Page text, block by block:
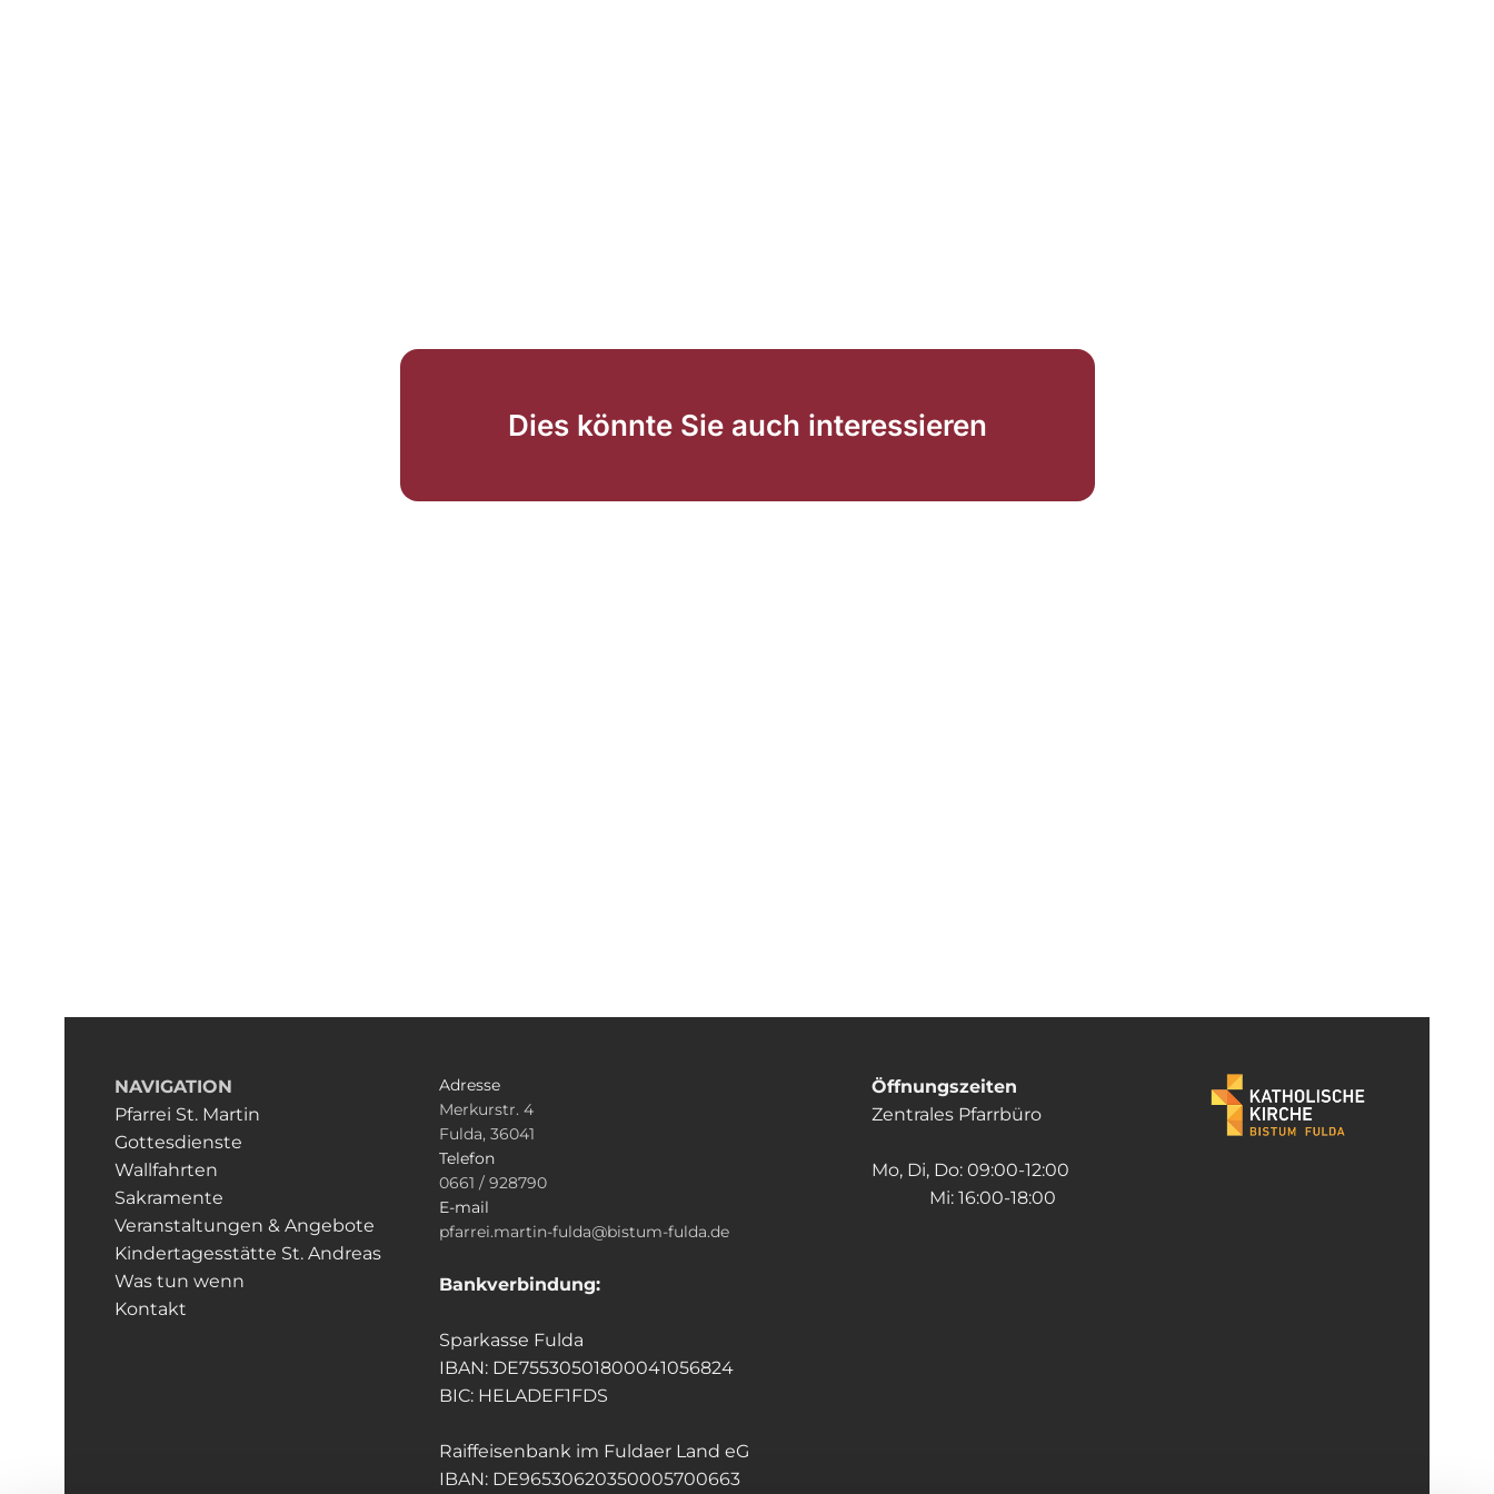
Dies könnte Sie auch interessieren
NAVIGATION
Pfarrei St. Martin
Gottesdienste
Wallfahrten
Sakramente
Veranstaltungen & Angebote
Kindertagesstätte St. Andreas
Was tun wenn
Kontakt
Adresse
Merkurstr. 4
Fulda, 36041
Telefon
0661 / 928790
E-mail
pfarrei.martin-fulda@bistum-fulda.de
Bankverbindung:
Sparkasse Fulda
IBAN: DE75530501800041056824
BIC: HELADEF1FDS
Raiffeisenbank im Fuldaer Land eG
IBAN: DE96530620350005700663
Öffnungszeiten
Zentrales Pfarrbüro
Mo, Di, Do: 09:00-12:00
Mi: 16:00-18:00